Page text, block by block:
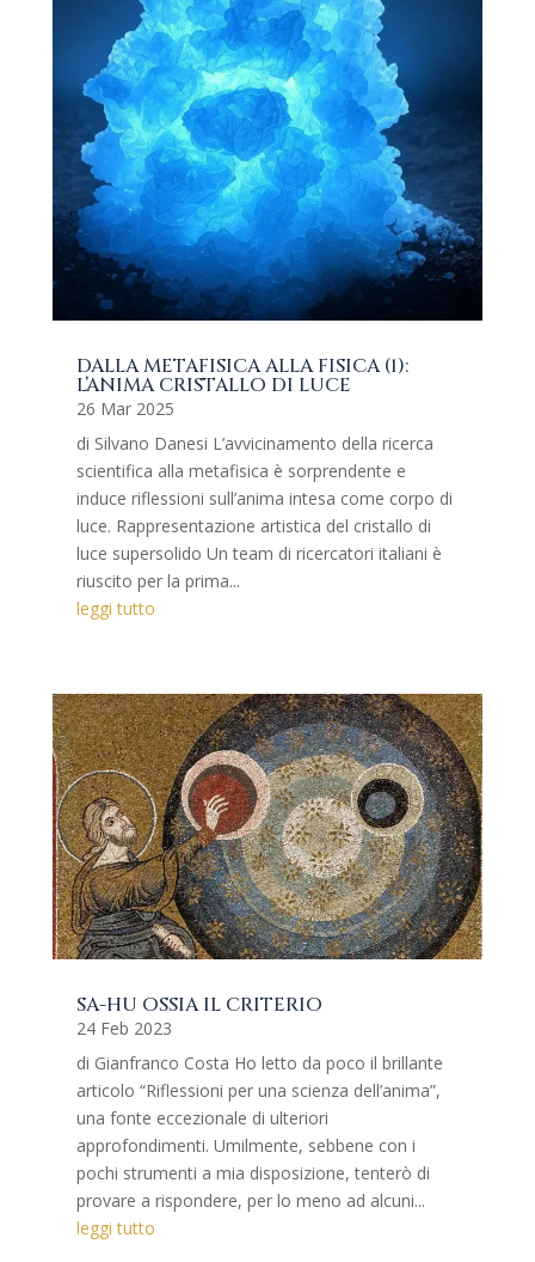
DALLA METAFISICA ALLA FISICA (1):
L’ANIMA CRISTALLO DI LUCE
26 Mar 2025
di Silvano Danesi L’avvicinamento della ricerca
scientifica alla metafisica è sorprendente e
induce riflessioni sull’anima intesa come corpo di
luce. Rappresentazione artistica del cristallo di
luce supersolido Un team di ricercatori italiani è
riuscito per la prima...
leggi tutto
SA-HU OSSIA IL CRITERIO
24 Feb 2023
di Gianfranco Costa Ho letto da poco il brillante
articolo “Riflessioni per una scienza dell’anima”,
una fonte eccezionale di ulteriori
approfondimenti. Umilmente, sebbene con i
pochi strumenti a mia disposizione, tenterò di
provare a rispondere, per lo meno ad alcuni...
leggi tutto